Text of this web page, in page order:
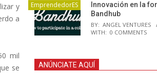
y
a
mil
se
EmprendedorES
Innovación en la
Bandhub
BY: ANGEL VENTURES
WITH: 0 COMMENTS
ANÚNCIATE AQUÍ